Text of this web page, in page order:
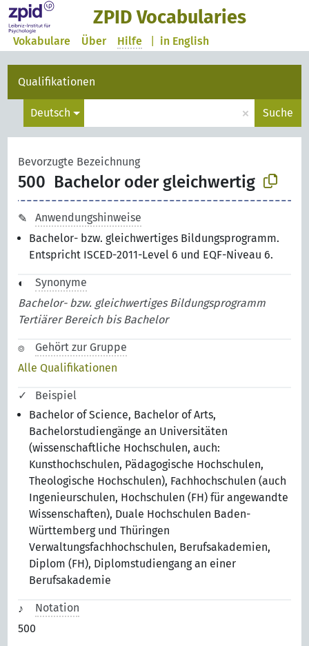
ZPID Vocabularies
in English
Vokabulare Über Hilfe
Qualifikationen
Deutsch × Suche
Bevorzugte Bezeichnung
500 Bachelor oder gleichwertig
Anwendungshinweise
Bachelor- bzw. gleichwertiges Bildungsprogramm.
Entspricht ISCED-2011-Level 6 und EQF-Niveau 6.
Synonyme
Bachelor- bzw. gleichwertiges Bildungsprogramm
Tertiärer Bereich bis Bachelor
Gehört zur Gruppe
Alle Qualifikationen
Beispiel
Bachelor of Science, Bachelor of Arts,
Bachelorstudiengänge an Universitäten
(wissenschaftliche Hochschulen, auch:
Kunsthochschulen, Pädagogische Hochschulen,
Theologische Hochschulen), Fachhochschulen (auch
Ingenieurschulen, Hochschulen (FH) für angewandte
Wissenschaften), Duale Hochschulen Baden-
Württemberg und Thüringen
Verwaltungsfachhochschulen, Berufsakademien,
Diplom (FH), Diplomstudiengang an einer
Berufsakademie
Notation
500